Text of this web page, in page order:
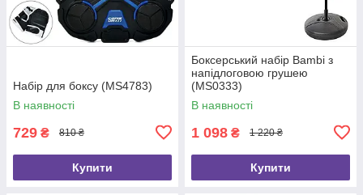
Набір для боксу (MS4783)
В наявності
729 ₴ 810 ₴
Купити
Боксерський набір Bambi з
напідлоговою грушею
(MS0333)
В наявності
1 098 ₴ 1 220 ₴
Купити